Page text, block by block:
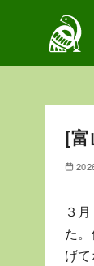
[
３
た
げ